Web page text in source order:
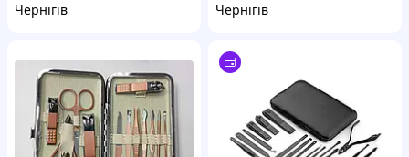
Чернігів
Чернігів